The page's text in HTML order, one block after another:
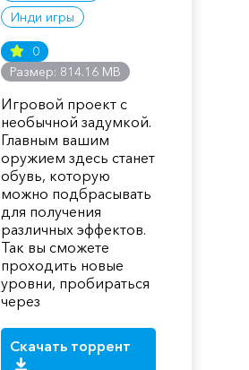
Инди игры
0
Размер: 814.16 MB
Игровой проект с
необычной задумкой.
Главным вашим
оружием здесь станет
обувь, которую
можно подбрасывать
для получения
различных эффектов.
Так вы сможете
проходить новые
уровни, пробираться
через
Скачать торрент